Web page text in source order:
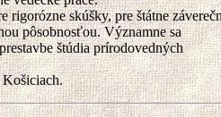
skúšky, pre štátne
pôsobnosťou. Významne sa
štúdia prírodovedných